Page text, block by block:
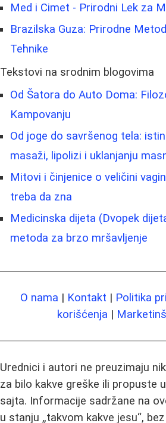
Med i Cimet - Prirodni Lek za
Brazilska Guza: Prirodne
Tehnike
Tekstovi na srodnim blogovima
Od Šatora do Auto Doma:
Kampovanju
Od joge do savršenog tela:
masaži, lipolizi i uklanjanju
Mitovi i činjenice o veličini
treba da zna
Medicinska dijeta (Dvopek
metoda za brzo mršavljenje
O nama | Kontakt | Politika
korišćenja |
Urednici i autori ne preuzimaju
za bilo kakve greške ili propuste
sajta. Informacije sadržane na
u stanju „takvom kakve jesu“,